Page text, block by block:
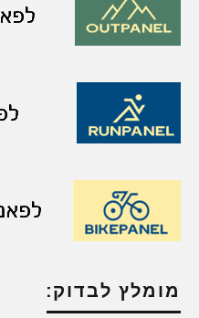
מומלץ לבדוק: